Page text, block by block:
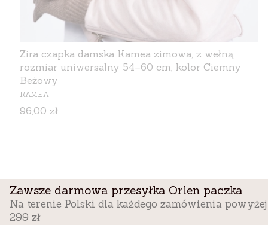
Zira czapka damska Kamea zimowa, z wełną,
rozmiar uniwersalny 54–60 cm, kolor Ciemny
Beżowy
PRODUCENT
KAMEA
Cena
96,00 zł
Zawsze darmowa przesyłka Orlen paczka
Na terenie Polski dla każdego zamówienia powyżej
299 zł